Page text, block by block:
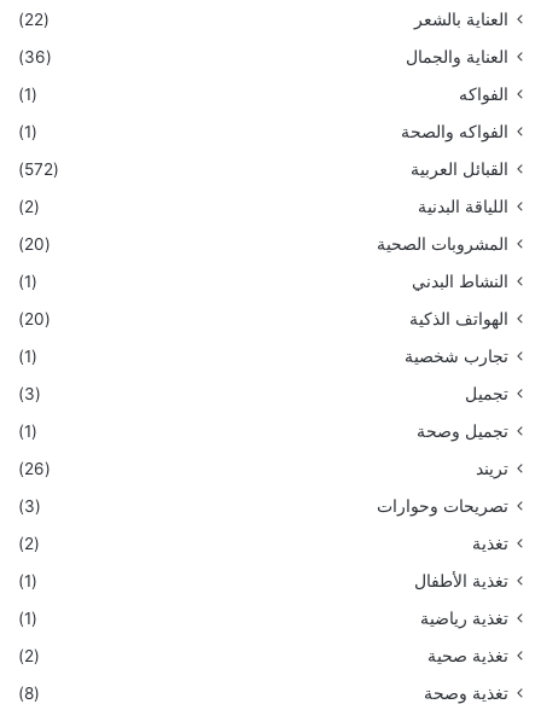
العناية بالشعر
(22)
العناية والجمال
(36)
الفواكه
(1)
الفواكه والصحة
(1)
القبائل العربية
(572)
اللياقة البدنية
(2)
المشروبات الصحية
(20)
النشاط البدني
(1)
الهواتف الذكية
(20)
تجارب شخصية
(1)
تجميل
(3)
تجميل وصحة
(1)
تريند
(26)
تصريحات وحوارات
(3)
تغذية
(2)
تغذية الأطفال
(1)
تغذية رياضية
(1)
تغذية صحية
(2)
تغذية وصحة
(8)